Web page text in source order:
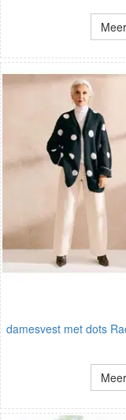
damesvest met dots